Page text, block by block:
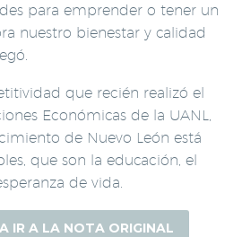
para emprender o tener un
nuestro bienestar y calidad
que recién realizó el
Económicas de la UANL,
de Nuevo León está
que son la educación, el
de vida.
IR A LA NOTA ORIGINAL